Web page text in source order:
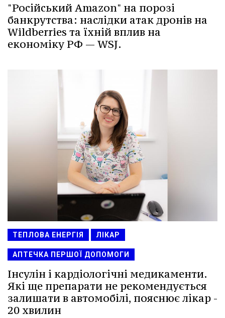
"Російський Amazon" на порозі
банкрутства: наслідки атак дронів на
Wildberries та їхній вплив на
економіку РФ — WSJ.
ТЕПЛОВА ЕНЕРГІЯ ЛІКАР
АПТЕЧКА ПЕРШОЇ ДОПОМОГИ
Інсулін і кардіологічні медикаменти.
Які ще препарати не рекомендується
залишати в автомобілі, пояснює лікар -
20 хвилин